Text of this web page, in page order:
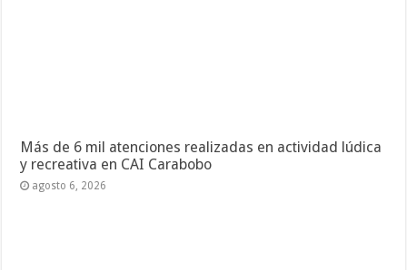
Más de 6 mil atenciones realizadas en actividad lúdica
y recreativa en CAI Carabobo
agosto 6, 2026